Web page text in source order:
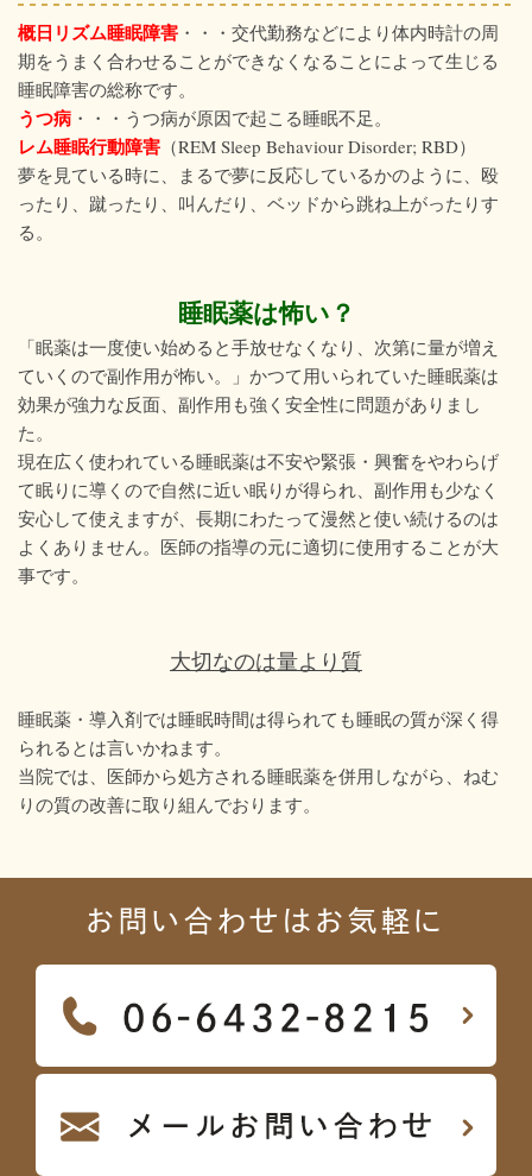
概日リズム睡眠障害 ・・・交代勤務などにより体内時計の周
期をうまく合わせることができなくなることによって生じる
睡眠障害の総称です。
うつ病 ・・・うつ病が原因で起こる睡眠不足。
レム睡眠行動障害 （REM Sleep Behaviour Disorder; RBD）
夢を見ている時に、まるで夢に反応しているかのように、殴
ったり、蹴ったり、叫んだり、ベッドから跳ね上がったりす
る。
睡眠薬は怖い？
「眠薬は一度使い始めると手放せなくなり、次第に量が増え
ていくので副作用が怖い。」かつて用いられていた睡眠薬は
効果が強力な反面、副作用も強く安全性に問題がありまし
た。
現在広く使われている睡眠薬は不安や緊張・興奮をやわらげ
て眠りに導くので自然に近い眠りが得られ、副作用も少なく
安心して使えますが、長期にわたって漫然と使い続けるのは
よくありません。医師の指導の元に適切に使用することが大
事です。
大切なのは量より質
睡眠薬・導入剤では睡眠時間は得られても睡眠の質が深く得
られるとは言いかねます。
当院では、医師から処方される睡眠薬を併用しながら、ねむ
りの質の改善に取り組んでおります。
お問い合わせはお気軽に